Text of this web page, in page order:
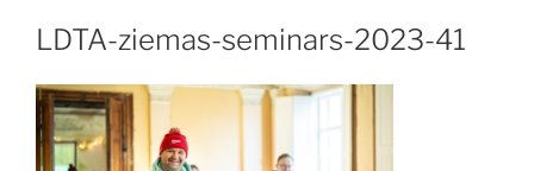
LDTA-ziemas-seminars-2023-41